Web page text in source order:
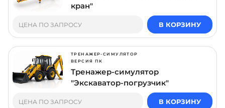
кран"
ЦЕНА ПО ЗАПРОСУ В КОРЗИНУ
ТРЕНАЖЕР-СИМУЛЯТОР
ВЕРСИЯ ПК
Тренажер-симулятор
"Экскаватор-погрузчик"
ЦЕНА ПО ЗАПРОСУ В КОРЗИНУ